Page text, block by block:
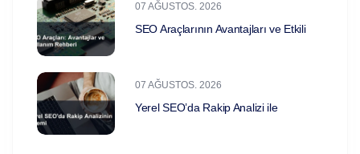
07 AĞUSTOS. 2026
SEO Araçlarının Avantajları ve Etkili
07 AĞUSTOS. 2026
Yerel SEO’da Rakip Analizi ile